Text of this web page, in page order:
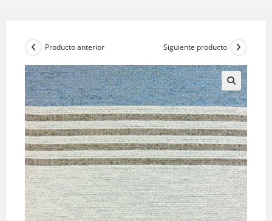
Producto anterior Siguiente producto